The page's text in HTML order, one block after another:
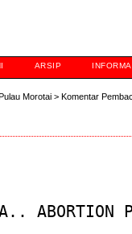
ARSIP
Morotai >Komentar